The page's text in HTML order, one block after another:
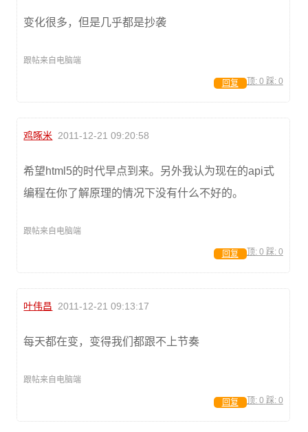
变化很多，但是几乎都是抄袭
跟帖来自电脑端
顶: 0 踩: 0
回复
鸡啄米 2011-12-21 09:20:58
希望html5的时代早点到来。另外我认为现在的api式
编程在你了解原理的情况下没有什么不好的。
跟帖来自电脑端
顶: 0 踩: 0
回复
叶伟昌 2011-12-21 09:13:17
每天都在变，变得我们都跟不上节奏
跟帖来自电脑端
顶: 0 踩: 0
回复